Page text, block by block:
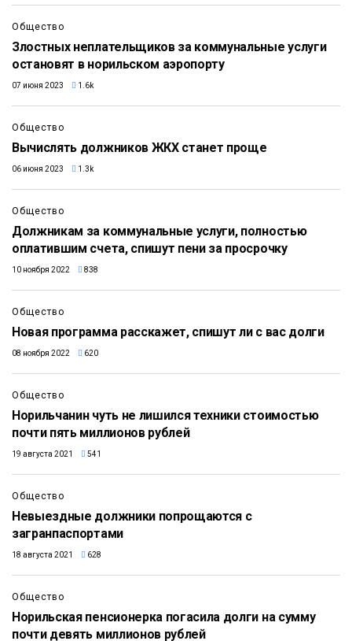
Общество
Злостных неплательщиков за коммунальные услуги
остановят в норильском аэропорту
07 июня 2023 1.6k
Общество
Вычислять должников ЖКХ станет проще
06 июня 2023 1.3k
Общество
Должникам за коммунальные услуги, полностью
оплатившим счета, спишут пени за просрочку
10 ноября 2022 838
Общество
Новая программа расскажет, спишут ли с вас долги
08 ноября 2022 620
Общество
Норильчанин чуть не лишился техники стоимостью
почти пять миллионов рублей
19 августа 2021 541
Общество
Невыездные должники попрощаются с
загранпаспортами
18 августа 2021 628
Общество
Норильская пенсионерка погасила долги на сумму
почти девять миллионов рублей